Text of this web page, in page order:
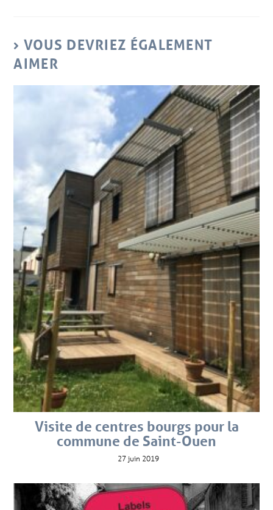
VOUS DEVRIEZ ÉGALEMENT
AIMER
Visite de centres bourgs pour la
commune de Saint-Ouen
27 juin 2019